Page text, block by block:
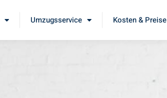
Umzugsservice Kosten & Preise